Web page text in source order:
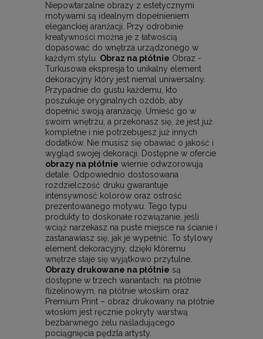
Niepowtarzalne obrazy z estetycznymi
motywami są idealnym dopełnieniem
eleganckiej aranżacji. Przy odrobinie
kreatywności można je z łatwością
dopasować do wnętrza urządzonego w
każdym stylu. Obraz na płótnie Obraz -
Turkusowa ekspresja to unikalny element
dekoracyjny który jest niemal uniwersalny.
Przypadnie do gustu każdemu, kto
poszukuje oryginalnych ozdób, aby
dopełnić swoją aranżację. Umieść go w
swoim wnętrzu, a przekonasz się, że jest już
kompletne i nie potrzebujesz już innych
dodatków. Nie musisz się obawiać o jakość i
wygląd swojej dekoracji. Dostępne w ofercie
obrazy na płótnie wiernie odwzorowują
detale. Odpowiednio dostosowana
rozdzielczość druku gwarantuje
intensywność kolorów oraz ostrość
prezentowanego motywu. Tego typu
produkty to doskonałe rozwiązanie, jeśli
wciąż narzekasz na puste miejsce na ścianie i
zastanawiasz się, jak je wypełnić. To stylowy
element dekoracyjny, dzięki któremu
wnętrze staje się wyjątkowo przytulne.
Obrazy drukowane na płótnie są
dostępne w trzech wariantach: na płótnie
flizelinowym, na płótnie włoskim oraz
Premium Print – obraz drukowany na płótnie
włoskim jest ręcznie pokryty warstwą
bezbarwnego żelu naśladującego
pociągnięcia pędzla artysty.